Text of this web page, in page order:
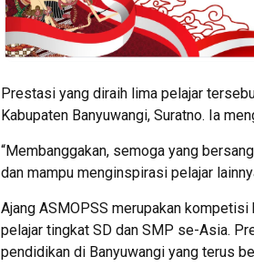
Prestasi yang diraih lima pelajar
Kabupaten Banyuwangi, Suratno. Ia
“Membanggakan, semoga yang
dan mampu menginspirasi pelajar
Ajang ASMOPSS merupakan
pelajar tingkat SD dan SMP se-Asia.
pendidikan di Banyuwangi yang terus